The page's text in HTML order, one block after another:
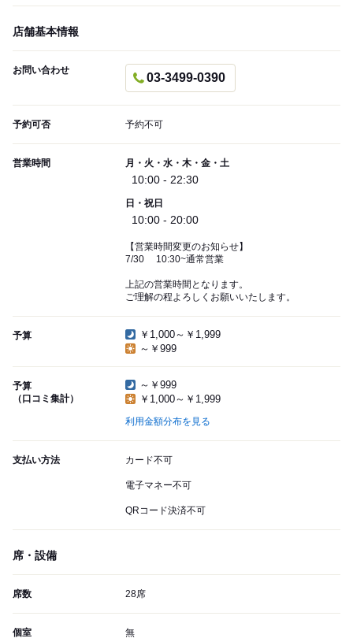
店舗基本情報
お問い合わせ
03-3499-0390
予約可否 予約不可
営業時間 月・火・水・木・金・土
10:00 - 22:30
日・祝日
10:00 - 20:00
【営業時間変更のお知らせ】
7/30 10:30~通常営業
上記の営業時間となります。
ご理解の程よろしくお願いいたします。
予算
￥1,000～￥1,999
～￥999
予算
（口コミ集計）
～￥999
￥1,000～￥1,999
利用金額分布を見る
支払い方法 カード不可
電子マネー不可
QRコード決済不可
席・設備
席数 28席
個室 無